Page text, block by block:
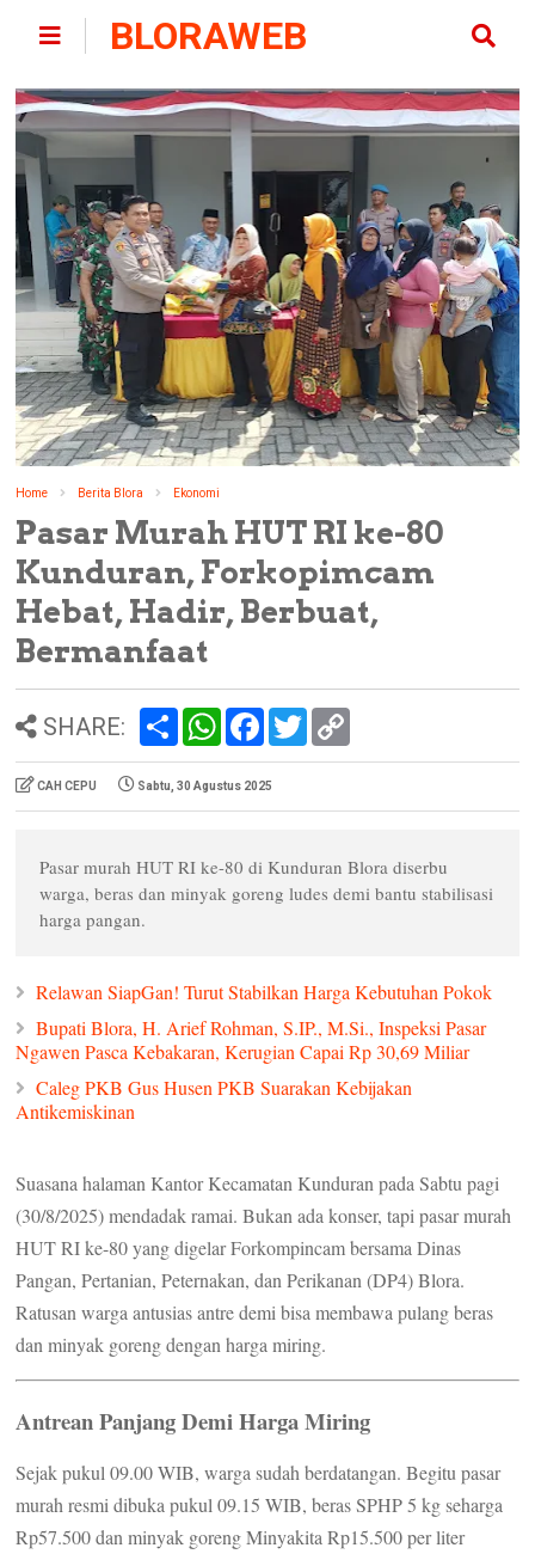
BLORAWEB
Home Berita Blora Ekonomi
Pasar Murah HUT RI ke-80
Kunduran, Forkopimcam
Hebat, Hadir, Berbuat,
Bermanfaat
SHARE:
e
W
s
A
b
o
w
e
i
CAH CEPU Sabtu, 30 Agustus 2025
Pasar murah HUT RI ke-80 di Kunduran Blora diserbu
warga, beras dan minyak goreng ludes demi bantu stabilisasi
harga pangan.
Relawan SiapGan! Turut Stabilkan Harga Kebutuhan Pokok
Bupati Blora, H. Arief Rohman, S.IP., M.Si., Inspeksi Pasar
Ngawen Pasca Kebakaran, Kerugian Capai Rp 30,69 Miliar
Caleg PKB Gus Husen PKB Suarakan Kebijakan
Antikemiskinan
Suasana halaman Kantor Kecamatan Kunduran pada Sabtu pagi
(30/8/2025) mendadak ramai. Bukan ada konser, tapi pasar murah
HUT RI ke-80 yang digelar Forkompincam bersama Dinas
Pangan, Pertanian, Peternakan, dan Perikanan (DP4) Blora.
Ratusan warga antusias antre demi bisa membawa pulang beras
dan minyak goreng dengan harga miring.
Antrean Panjang Demi Harga Miring
Sejak pukul 09.00 WIB, warga sudah berdatangan. Begitu pasar
murah resmi dibuka pukul 09.15 WIB, beras SPHP 5 kg seharga
Rp57.500 dan minyak goreng Minyakita Rp15.500 per liter